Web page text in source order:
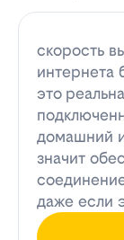
скорость
интернета
это
домашний
значит
даже если